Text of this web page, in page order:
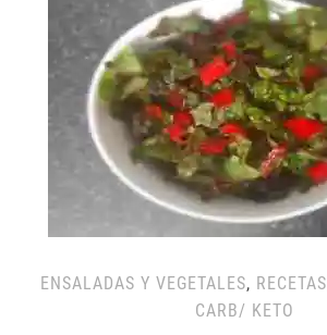
ENSALADAS Y VEGETALES, RECETAS
CARB/ KETO